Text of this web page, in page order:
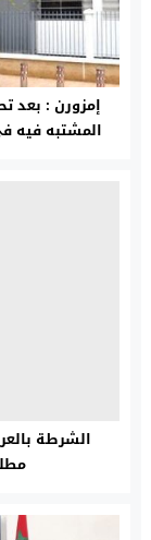
إمزورن : بعد
المشتبه فيه
الشرطة